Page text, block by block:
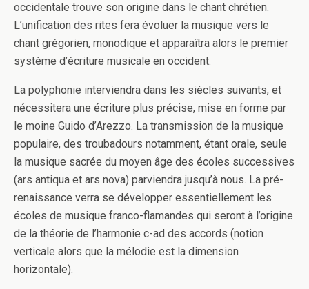
occidentale trouve son origine dans le chant chrétien.
L’unification des rites fera évoluer la musique vers le
chant grégorien, monodique et apparaîtra alors le premier
système d’écriture musicale en occident.
La polyphonie interviendra dans les siècles suivants, et
nécessitera une écriture plus précise, mise en forme par
le moine Guido d’Arezzo. La transmission de la musique
populaire, des troubadours notamment, étant orale, seule
la musique sacrée du moyen âge des écoles successives
(ars antiqua et ars nova) parviendra jusqu’à nous. La pré-
renaissance verra se développer essentiellement les
écoles de musique franco-flamandes qui seront à l’origine
de la théorie de l’harmonie c-ad des accords (notion
verticale alors que la mélodie est la dimension
horizontale).